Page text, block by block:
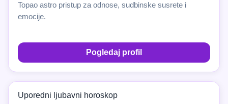
Topao astro pristup za odnose, sudbinske susrete i
emocije.
Pogledaj profil
Uporedni ljubavni horoskop